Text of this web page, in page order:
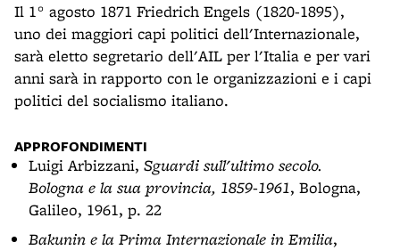
Il 1° agosto 1871 Friedrich Engels (1820-1895),
uno dei maggiori capi politici dell'Internazionale,
sarà eletto segretario dell'AIL per l'Italia e per vari
anni sarà in rapporto con le organizzazioni e i capi
politici del socialismo italiano.
APPROFONDIMENTI
Luigi Arbizzani, Sguardi sull'ultimo secolo.
Bologna e la sua provincia, 1859-1961, Bologna,
Galileo, 1961, p. 22
Bakunin e la Prima Internazionale in Emilia,